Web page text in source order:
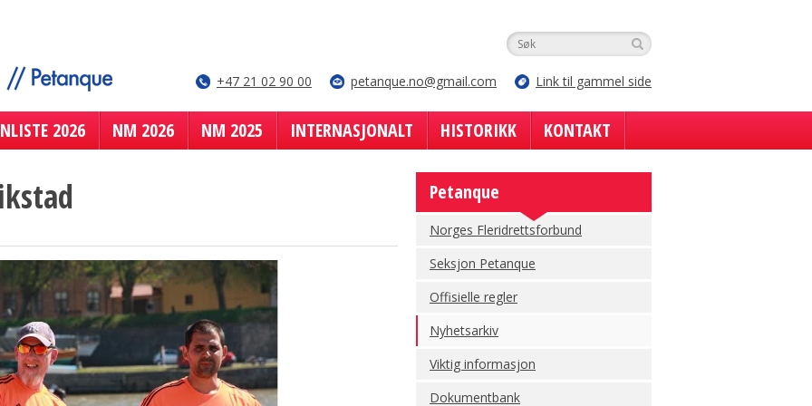
+47 21 02 90 00 petanque.no@gmail.com Link til gammel side
2026 NM 2026 NM 2025 INTERNASJONALT HISTORIKK KONTAKT
Petanque
Norges Fleridrettsforbund
Seksjon Petanque
Offisielle regler
Nyhetsarkiv
Viktig informasjon
Dokumentbank